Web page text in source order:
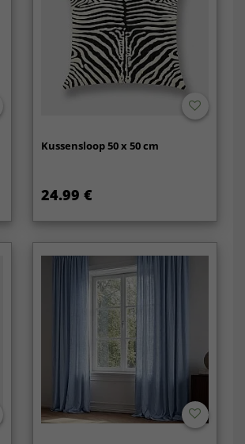
Kussensloop 50 x 50 cm
24.99 €